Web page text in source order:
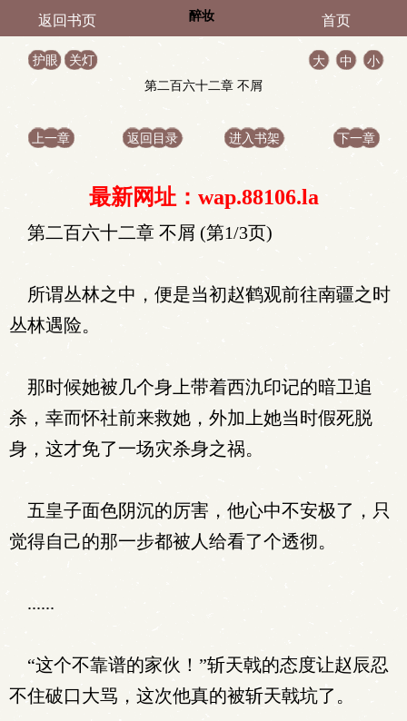
返回书页 醉妆 首页
护眼 关灯 大 中
小
第二百六十二章 不屑
上一章 返回目录 进入书架 下一章
最新网址：wap.88106.la
第二百六十二章 不屑 (第1/3页)
所谓丛林之中，便是当初赵鹤观前往南疆之时
丛林遇险。
那时候她被几个身上带着西氿印记的暗卫追
杀，幸而怀社前来救她，外加上她当时假死脱
身，这才免了一场灾杀身之祸。
五皇子面色阴沉的厉害，他心中不安极了，只
觉得自己的那一步都被人给看了个透彻。
......
“这个不靠谱的家伙！”斩天戟的态度让赵辰忍
不住破口大骂，这次他真的被斩天戟坑了。